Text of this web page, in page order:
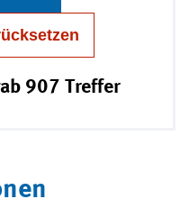
907 Treffer